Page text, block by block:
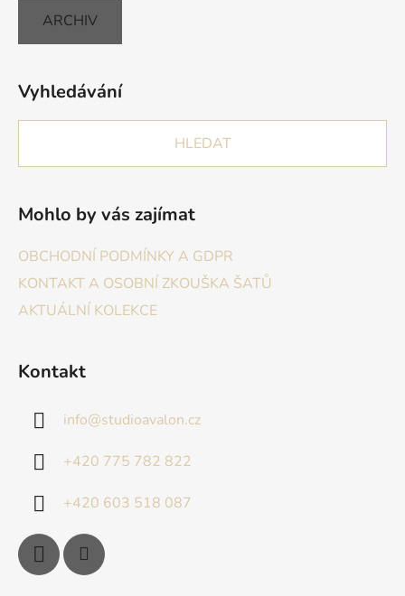
ARCHIV
Vyhledávání
HLEDAT
Mohlo by vás zajímat
OBCHODNÍ PODMÍNKY A GDPR
KONTAKT A OSOBNÍ ZKOUŠKA ŠATŮ
AKTUÁLNÍ KOLEKCE
Kontakt
info@studioavalon.cz
+420 775 782 822
+420 603 518 087